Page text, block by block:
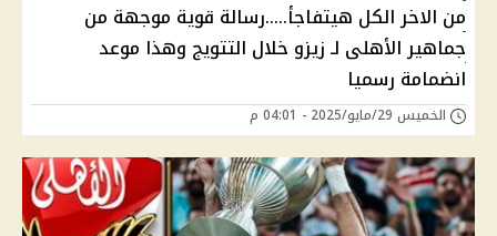
من الاخر الكل هيتفاجأ.....رسالة قوية موجهة من
جماهير الأهلى لـ زيزو خلال التتويج وهذا موعد
انضمامة رسميا
الخميس 29/مايو/2025 - 04:01 م